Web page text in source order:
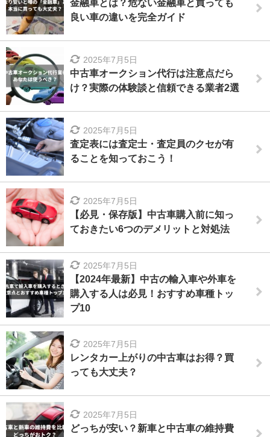
金融車とは？危ない金融車と買っても
良い車の違いを完全ガイド
2025年7月5日
中古車オークション代行は注意点だら
け？実際の体験談と信頼できる業者2選
2025年7月5日
査定表には査定士・査定員のクセが有
ることを知っておこう！
2025年7月5日
【必見・保存版】中古車購入前に知っ
ておきたい6つのデメリットと対処法
2025年7月5日
【2024年最新】中古の輸入車や外車を
購入する人は必見！おすすめ車種トッ
プ10
2025年7月5日
レンタカー上がりの中古車はお得？買
っても大丈夫？
2025年7月5日
どっちが安い？新車と中古車の維持費